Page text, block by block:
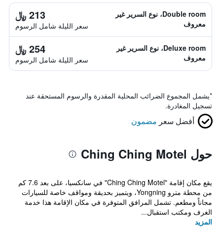
Double room، نوع السرير غير
معروف
213 ﷼
سعر الليلة شامل الرسوم
Deluxe room، نوع السرير غير
معروف
254 ﷼
سعر الليلة شامل الرسوم
*يشمل المجموع الضرائب المحلية المقدرة والرسوم المستحقة عند
تسجيل المغادرة.
أفضل سعر مضمون
حول Ching Ching Motel
يقع مكان إقامة "Ching Ching Motel" في سانكسيا، على بعد 7.6 كم
من محطة مترو Yongning، ويتميز بحديقة ومواقف خاصة للسيارات
مجاناً ومطعم. تشمل المرافق المتوفرة في مكان الإقامة هذا خدمة
الغرف ومكتب استقبال...
المزيد